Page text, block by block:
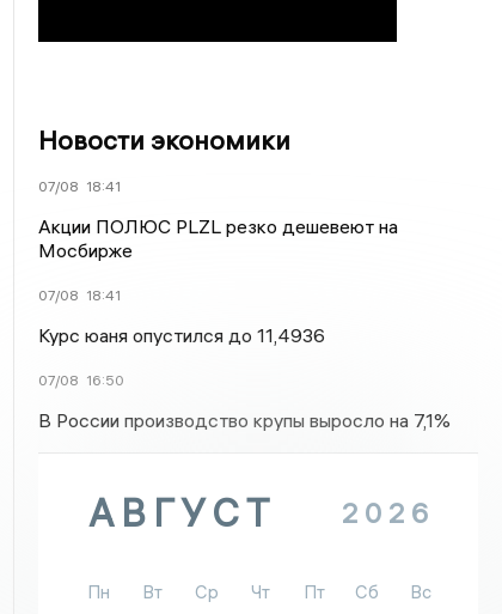
Новости экономики
07/08 18:41
Акции ПОЛЮС PLZL резко дешевеют на
Мосбирже
07/08 18:41
Курс юаня опустился до 11,4936
07/08 16:50
В России производство крупы выросло на 7,1%
АВГУСТ 2026
Пн Вт Ср Чт Пт Сб
Вс